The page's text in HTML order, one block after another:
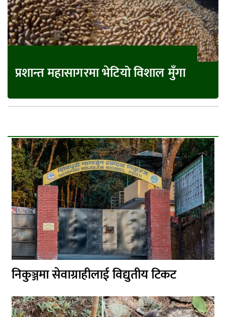
प्रशान्त महासागरमा भेटियो विशाल मुँगा
निकुञ्जमा सेवाग्राहीलाई विद्युतीय टिकट